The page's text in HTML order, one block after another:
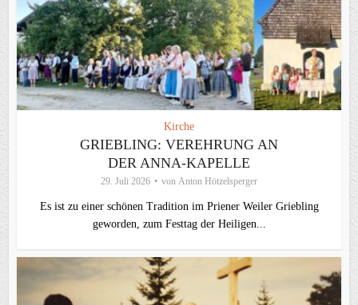
Kirche
GRIEBLING: VEREHRUNG AN
DER ANNA-KAPELLE
29. Juli 2026 von Anton Hötzelsperger
Es ist zu einer schönen Tradition im Priener Weiler Griebling
geworden, zum Festtag der Heiligen...